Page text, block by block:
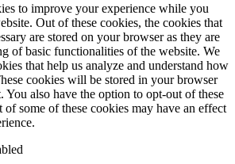
to improve your experience while you
Out of these cookies, the cookies that
are stored on your browser as they are
of basic functionalities of the website. We
that help us analyze and understand how
cookies will be stored in your browser
also have the option to opt-out of these
some of these cookies may have an effect